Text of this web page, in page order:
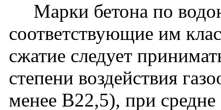
Марки бетона по
соответствующие им
сжатие следует
степени воздействия
менее В22,5), при